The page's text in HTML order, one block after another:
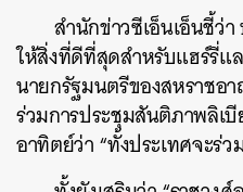
สำนักข่าวซีเอ็นเอ็นชี้ว่
ให้สิ่งที่ดีที่สุดสำหรับแฮร์รี่แ
นายกรัฐมนตรีของสหราชอ
ร่วมการประชุมสันติภาพลิเ
อาทิตย์ว่า “ทั้งประเทศจะร่